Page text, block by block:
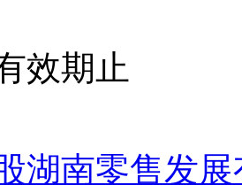
效期止
湖南零售发